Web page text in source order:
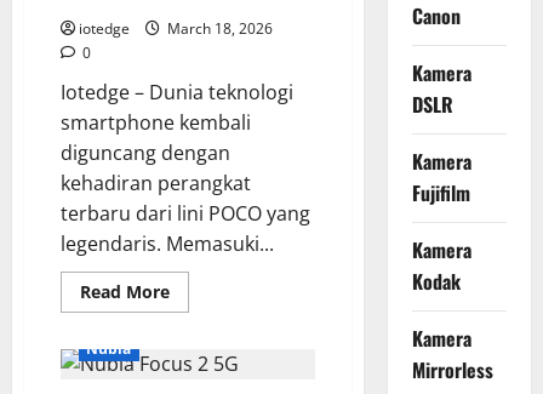
iotedge
March 18, 2026
0
Iotedge – Dunia teknologi
smartphone kembali
diguncang dengan
kehadiran perangkat
terbaru dari lini POCO yang
legendaris. Memasuki...
Read MoreRead
more
F8
Pro,
Nubia
Canon
Kamera
DSLR
Kamera
Fujifilm
Kamera
Kodak
Kamera
Mirrorless